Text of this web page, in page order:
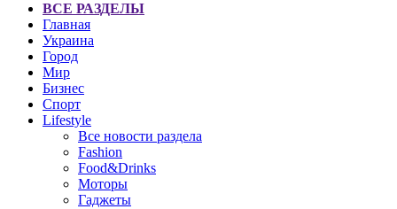
ВСЕ РАЗДЕЛЫ
Главная
Украина
Город
Мир
Бизнес
Спорт
Lifestyle
Все новости раздела
Fashion
Food&Drinks
Моторы
Гаджеты